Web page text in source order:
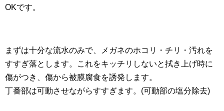
OKです。
まずは十分な流水のみで、メガネのホコリ・チリ・汚れを
すすぎ落とします。これをキッチリしないと拭き上げ時に
傷がつき、傷から被膜腐食を誘発します。
丁番部は可動させながらすすぎます。(可動部の塩分除去)